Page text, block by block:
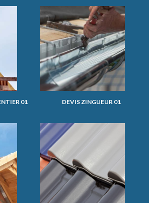
01 DEVIS ZINGUEUR 01